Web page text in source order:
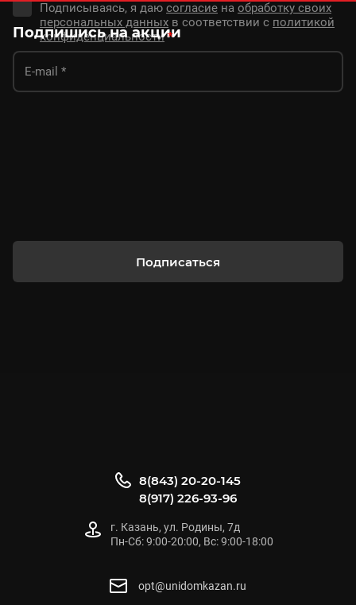
Подпишись на акции
Подписываясь, я даю согласие на обработку своих
персональных данных в соответствии с политикой
конфиденциальности *
Подписаться
8(843) 20-20-145
8(917) 226-93-96
г. Казань, ул. Родины, 7д
Пн-Сб: 9:00-20:00, Вс: 9:00-18:00
opt@unidomkazan.ru